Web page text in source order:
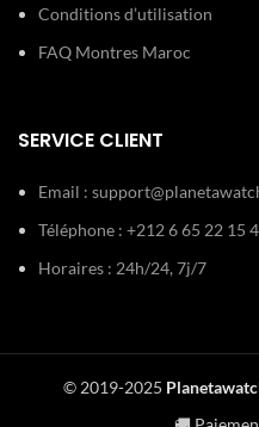
Conditions d’utilisation
FAQ Montres Maroc
SERVICE CLIENT
Email :
Téléphone : +212 6 65 22 15
Horaires : 24h/24, 7j/7
© 2019-2025